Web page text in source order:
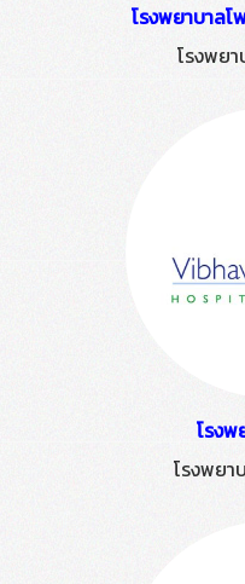
โรงพยาบาลโ
โรงพยา
โรงพ
โรงพยา